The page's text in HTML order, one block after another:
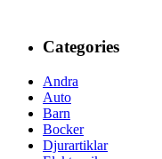
Categories
Andra
Auto
Barn
Bocker
Djurartiklar